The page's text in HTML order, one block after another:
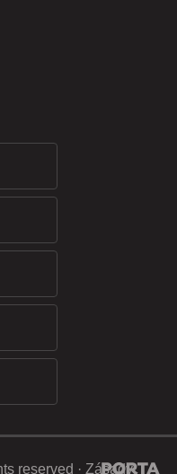
reserved · Zásady